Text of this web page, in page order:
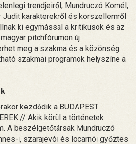
trendjeiről; Mundruczó Kornél,
Judit karakterekről és korszellemről
ki egymással a kritikusok és az
pitchfórumon új
meg a szakma és a közönség.
szakmai programok helyszíne a
kezdődik a BUDAPEST
// Akik körül a történetek
A beszélgetőtársak Mundruczó
i, szarajevói és locarnói győztes